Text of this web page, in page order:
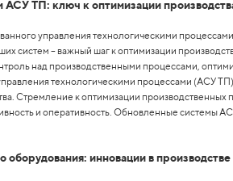
АСУ ТП: ключ к оптимизации
управления технологическими
систем – важный шаг к оптимизации
над производственными процессами,
технологическими процессами (АСУ
Стремление к оптимизации
и оперативность. Обновленные системы
оборудования: инновации в производстве